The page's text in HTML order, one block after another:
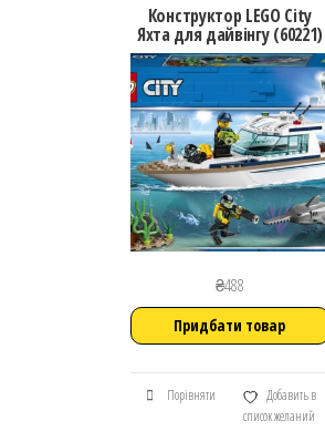
Конструктор LEGO City
Яхта для дайвінгу (60221)
₴488
Придбати товар
Порівняти
Добавить в
список желаний